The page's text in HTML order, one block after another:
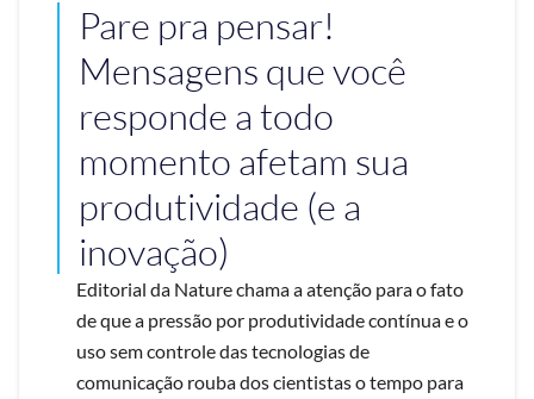
Pare pra pensar!
Mensagens que você
responde a todo
momento afetam sua
produtividade (e a
inovação)
Editorial da Nature chama a atenção para o fato
de que a pressão por produtividade contínua e o
uso sem controle das tecnologias de
comunicação rouba dos cientistas o tempo para